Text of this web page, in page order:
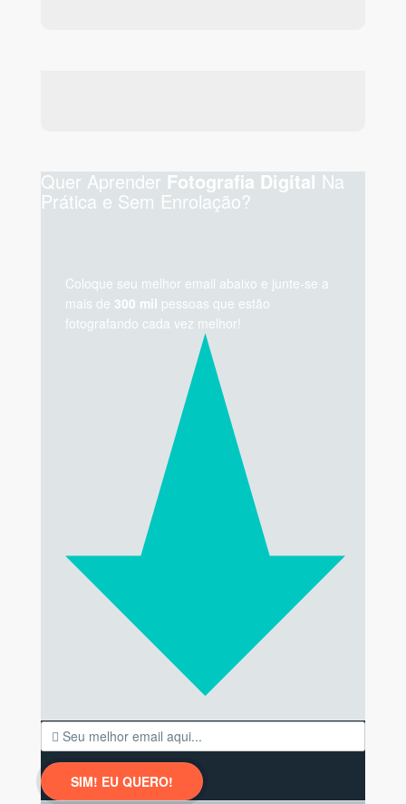
Quer Aprender Fotografia Digital Na
Prática e Sem Enrolação?
Coloque seu melhor email abaixo e junte-se a
mais de 300 mil pessoas que estão
fotografando cada vez melhor!